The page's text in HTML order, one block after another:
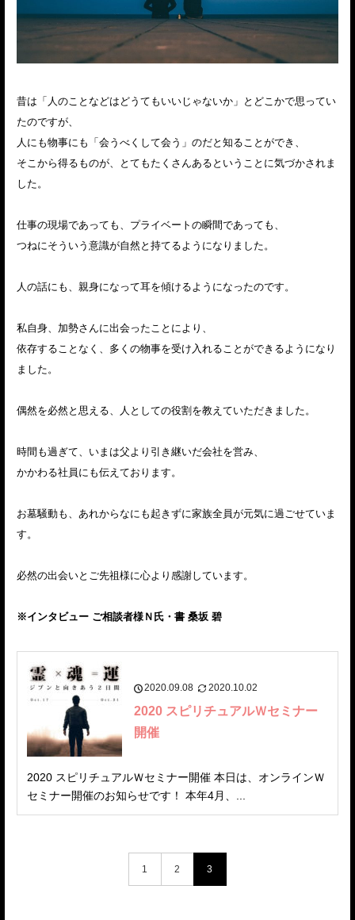
昔は「人のことなどはどうてもいいじゃないか」とどこかで思ってい
たのですが、
人にも物事にも「会うべくして会う」のだと知ることができ、
そこから得るものが、とてもたくさんあるということに気づかされま
した。
仕事の現場であっても、プライベートの瞬間であっても、
つねにそういう意識が自然と持てるようになりました。
人の話にも、親身になって耳を傾けるようになったのです。
私自身、加勢さんに出会ったことにより、
依存することなく、多くの物事を受け入れることができるようになり
ました。
偶然を必然と思える、人としての役割を教えていただきました。
時間も過ぎて、いまは父より引き継いだ会社を営み、
かかわる社員にも伝えております。
お墓騒動も、あれからなにも起きずに家族全員が元気に過ごせていま
す。
必然の出会いとご先祖様に心より感謝しています。
※インタビュー ご相談者様Ｎ氏・書 桑坂 碧
2020.09.08 2020.10.02
2020 スピリチュアルＷセミナー
開催
2020 スピリチュアルＷセミナー開催 本日は、オンラインＷ
セミナー開催のお知らせです！ 本年4月、...
1 2 3